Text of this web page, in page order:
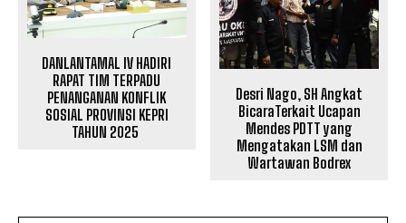
DANLANTAMAL IV HADIRI
RAPAT TIM TERPADU
PENANGANAN KONFLIK
SOSIAL PROVINSI KEPRI
TAHUN 2025
Desri Nago, SH Angkat
BicaraTerkait Ucapan
Mendes PDTT yang
Mengatakan LSM dan
Wartawan Bodrex